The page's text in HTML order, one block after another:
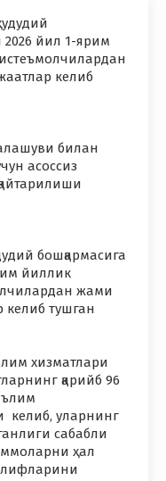
2026 йил 1-ярим
келиб
билан
асоссиз
бошқармасига
йиллик
жами
келиб тушган
хизматлари
қарийб 96
келиб, уларнинг
сабабли
ҳал